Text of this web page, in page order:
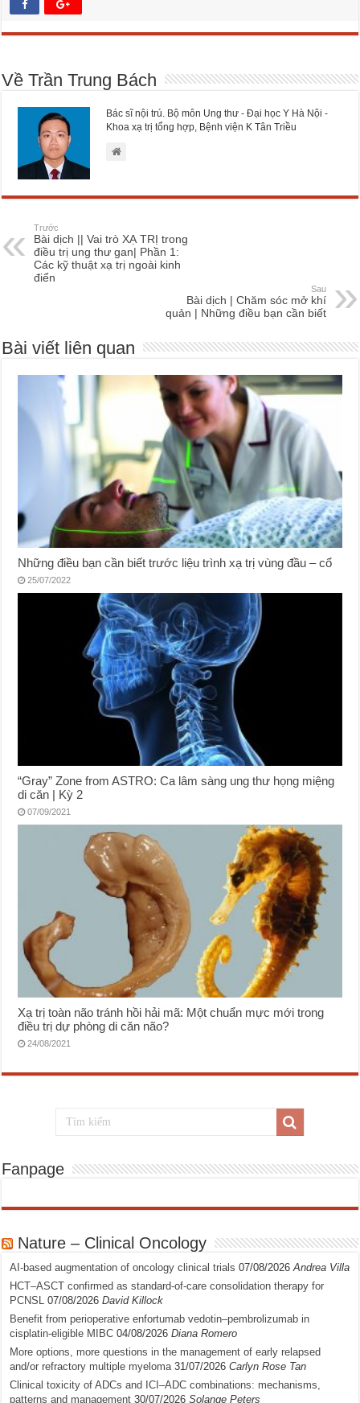
Về Trần Trung Bách
Bác sĩ nội trú. Bộ môn Ung thư - Đại học Y Hà Nội -
Khoa xạ trị tổng hợp, Bệnh viện K Tân Triều
Trước
Bài dịch || Vai trò XẠ TRỊ trong
điều trị ung thư gan| Phần 1:
Các kỹ thuật xạ trị ngoài kinh
điển
Sau
Bài dịch | Chăm sóc mở khí
quản | Những điều bạn cần biết
Bài viết liên quan
Những điều bạn cần biết trước liệu trình xạ trị vùng đầu – cổ
25/07/2022
“Gray” Zone from ASTRO: Ca lâm sàng ung thư họng miệng
di căn | Kỳ 2
07/09/2021
Xạ trị toàn não tránh hồi hải mã: Một chuẩn mực mới trong
điều trị dự phòng di căn não?
24/08/2021
Fanpage
Nature – Clinical Oncology
AI-based augmentation of oncology clinical trials 07/08/2026 Andrea Villa
HCT–ASCT confirmed as standard-of-care consolidation therapy for
PCNSL 07/08/2026 David Killock
Benefit from perioperative enfortumab vedotin–pembrolizumab in
cisplatin-eligible MIBC 04/08/2026 Diana Romero
More options, more questions in the management of early relapsed
and/or refractory multiple myeloma 31/07/2026 Carlyn Rose Tan
Clinical toxicity of ADCs and ICI–ADC combinations: mechanisms,
patterns and management 30/07/2026 Solange Peters